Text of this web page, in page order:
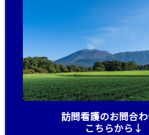
訪問看護のお問合
こちらから↓